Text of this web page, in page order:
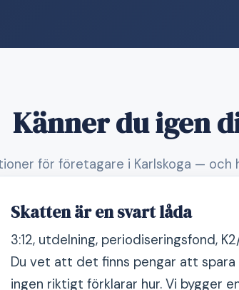
Känner du igen
för företagare i Karlskoga — och
Skatten är en svart låda
3:12, utdelning, periodiseringsfond,
Du vet att det finns pengar att spara
ingen riktigt förklarar hur. Vi bygger